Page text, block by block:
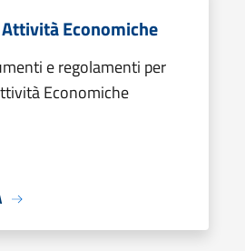
Economiche
e regolamenti per
Economiche